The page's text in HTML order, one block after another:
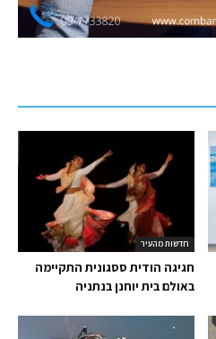
חדשות מהעיר
חגיגה הודית ססגונית התקיימה
באולם בית יוחנן בנתניה